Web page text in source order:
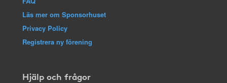
Läs mer om Sponsorhuset
Privacy Policy
Registrera ny förening
Hjälp och frågor